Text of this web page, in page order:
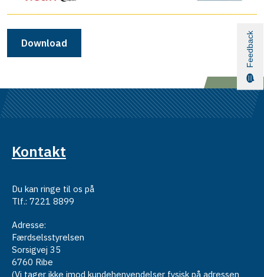
Download
Kontakt
Du kan ringe til os på
Tlf.: 7221 8899
Adresse:
Færdselsstyrelsen
Sorsigvej 35
6760 Ribe
(Vi tager ikke imod kundehenvendelser fysisk på adressen
Feedback